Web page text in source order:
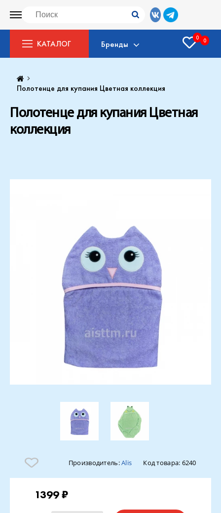
КАТАЛОГ Бренды
0 0
Полотенце для купания Цветная коллекция
Полотенце для купания Цветная
коллекция
Производитель:Alis Код товара: 6240
1399 ₽